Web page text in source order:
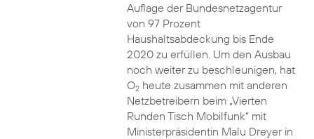
Auflage der Bundesnetzagentur
von 97 Prozent
Haushaltsabdeckung bis Ende
2020 zu erfüllen. Um den Ausbau
noch weiter zu beschleunigen, hat
O2heute zusammen mit anderen
Netzbetreibern beim „Vierten
Runden Tisch Mobilfunk“ mit
Ministerpräsidentin Malu Dreyer in